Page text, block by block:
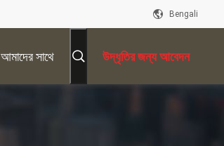
Bengali
আমাদের সাথে উদ্ধৃতির জন্য আবেদন